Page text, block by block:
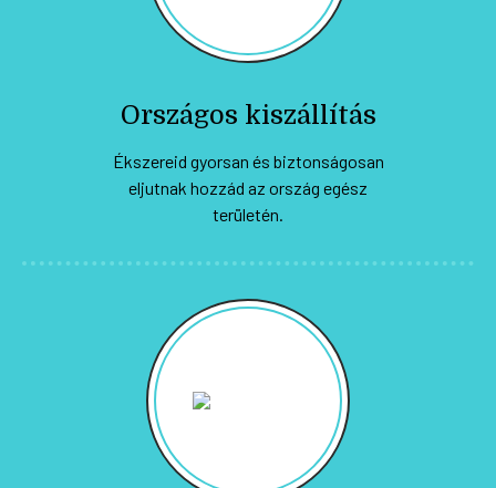
Országos kiszállítás
Ékszereid gyorsan és biztonságosan
eljutnak hozzád az ország egész
területén.